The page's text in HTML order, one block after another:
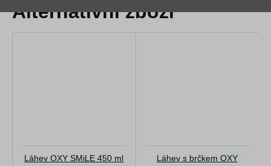
Alternativní zboží
Láhev OXY SMiLE 450 ml
Láhev s brčkem OXY